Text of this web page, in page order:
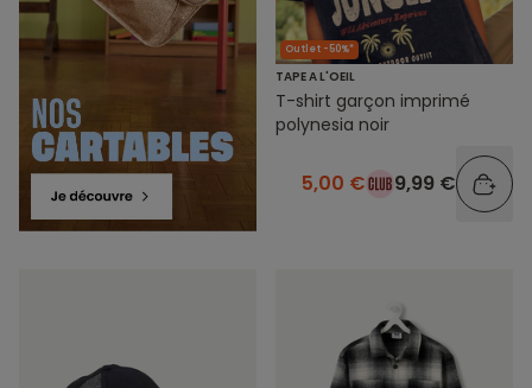
Outlet -50%*
TAPE A L'OEIL
T-shirt garçon imprimé
polynesia noir
5,00 € 9,99 €